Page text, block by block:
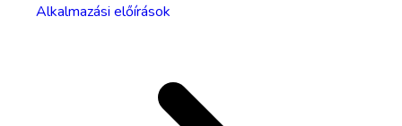
Alkalmazási előírások